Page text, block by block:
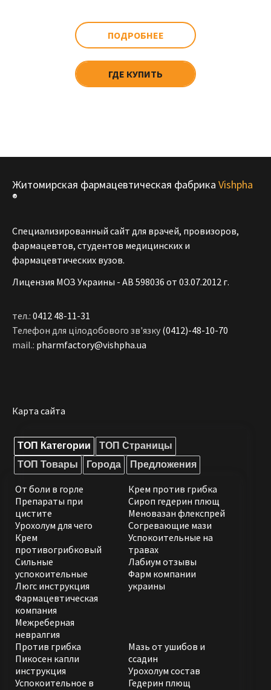
ПОДРОБНЕЕ
ГДЕ КУПИТЬ
Житомирская фармацевтическая фабрика Vishpha
®
Специализированный сайт для врачей, провизоров,
фармацевтов, студентов медицинских и
фармацевтических вузов.
Лицензия МОЗ Украины - АВ 598036 от 03.07.2012 г.
тел.: 0412 48-11-31
Телефон для цілодобового зв'язку (0412)-48-10-70
mail.: pharmfactory@vishpha.ua
Карта сайта
ТОП Категории
ТОП Страницы
ТОП Товары
Города Предложения
От боли в горле
Препараты при
цистите
Урохолум для чего
Крем
противогрибковый
Сильные
успокоительные
Люгс инструкция
Фармацевтическая
компания
Межреберная
невралгия
Крем против грибка
Сироп гедерин плющ
Меновазан флекспрей
Согревающие мази
Успокоительные на
травах
Лабиум отзывы
Фарм компании
украины
Против грибка
Пикосен капли
инструкция
Успокоительное в
Мазь от ушибов и
ссадин
Урохолум состав
Гедерин плющ